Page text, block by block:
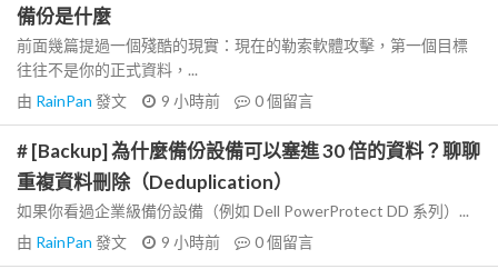
備份是什麼
前面幾篇提過一個殘酷的現實：現在的勒索軟體攻擊，第一個目標
往往不是你的正式資料，...
由 RainPan 發文 9 小時前 0個留言
# [Backup] 為什麼備份設備可以塞進 30 倍的資料？聊聊
重複資料刪除（Deduplication）
如果你看過企業級備份設備（例如 Dell PowerProtect DD 系列）...
由 RainPan 發文 9 小時前 0個留言